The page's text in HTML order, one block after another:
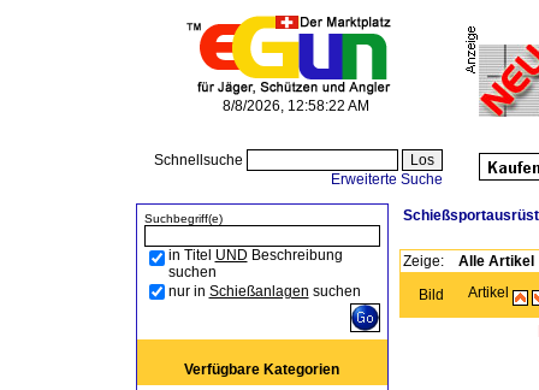
8/8/2026, 12:58:22 AM
Schnellsuche
Erweiterte Suche
Suchbegriff(e)
in Titel UND Beschreibung
suchen
nur in Schießanlagen suchen
Verfügbare Kategorien
Zeige: Alle Artikel
Bild
Artikel